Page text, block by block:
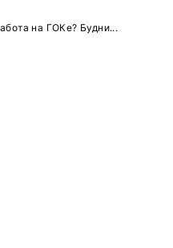
на ГОКе? Будни...